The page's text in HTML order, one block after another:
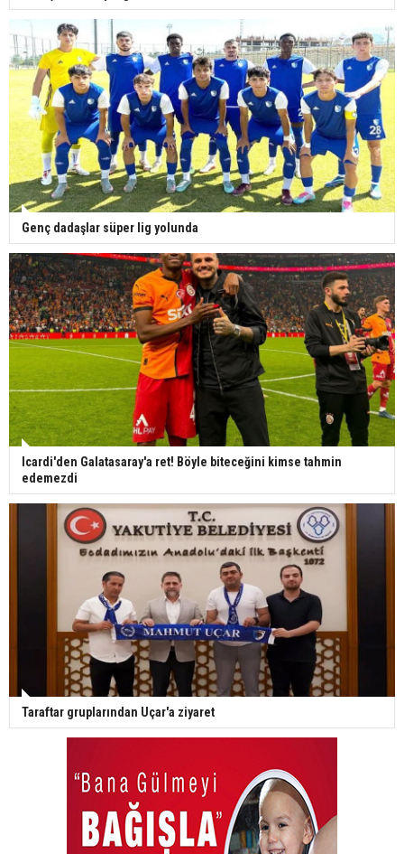
Genç dadaşlar süper lig yolunda
Icardi'den Galatasaray'a ret! Böyle biteceğini kimse tahmin
edemezdi
Taraftar gruplarından Uçar'a ziyaret